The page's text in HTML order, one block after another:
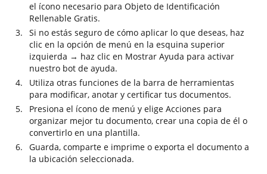
el ícono necesario para Objeto de Identificación
Rellenable Gratis.
Si no estás seguro de cómo aplicar lo que deseas, haz
clic en la opción de menú en la esquina superior
izquierda → haz clic en Mostrar Ayuda para activar
nuestro bot de ayuda.
Utiliza otras funciones de la barra de herramientas
para modificar, anotar y certificar tus documentos.
Presiona el ícono de menú y elige Acciones para
organizar mejor tu documento, crear una copia de él o
convertirlo en una plantilla.
Guarda, comparte e imprime o exporta el documento a
la ubicación seleccionada.